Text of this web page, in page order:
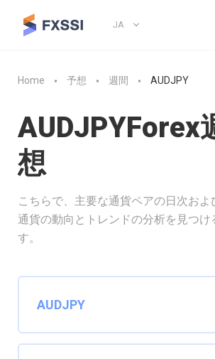
JA
Home 予想 週間 AUDJPY
AUDJPYForex
想
こちらで、主要な通貨ペアの日次およ
通貨の動向とトレンドの分析を見つけ
す。